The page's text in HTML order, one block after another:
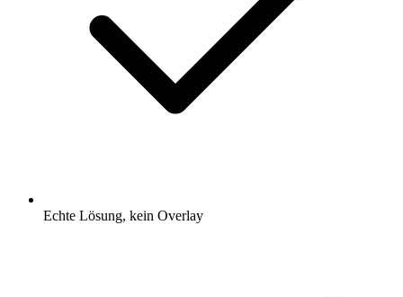
Echte Lösung, kein Overlay